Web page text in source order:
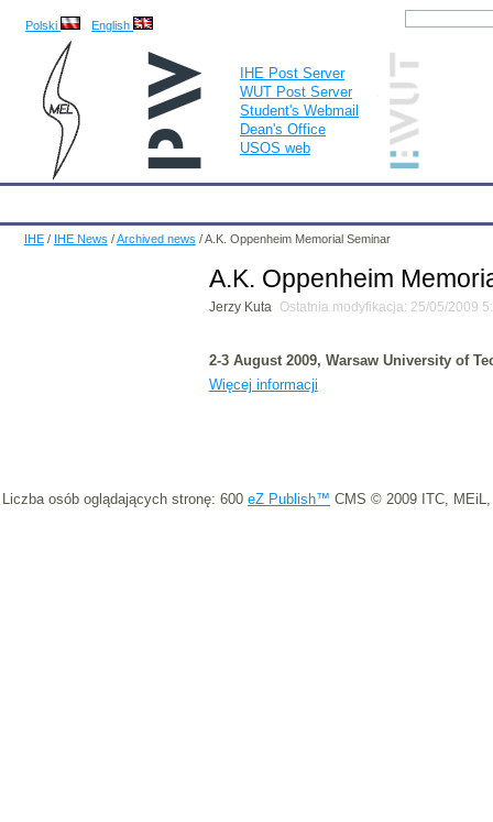
Polski English
IHE Post Server
WUT Post Server
Student's Webmail
Dean's Office
USOS web
IHE / IHE News /Archived news /A.K. Oppenheim Memorial Seminar
A.K. Oppenheim
Jerzy Kuta Ostatnia modyfikacja: 25/05/2009
2-3 August 2009, WarsawUniversityof
Więcej informacji
Liczba osób oglądających stronę: 600 eZ Publish™ CMS © 2009 ITC, MEiL,